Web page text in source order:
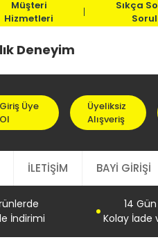
Müşteri
Hizmetleri
Sıkça
Deneyim
Giriş Üye
Ol
Üyeliksiz
Alışveriş
İLETİŞİM BAYİ GİRİŞİ
İndirimi
14
Kolay İade